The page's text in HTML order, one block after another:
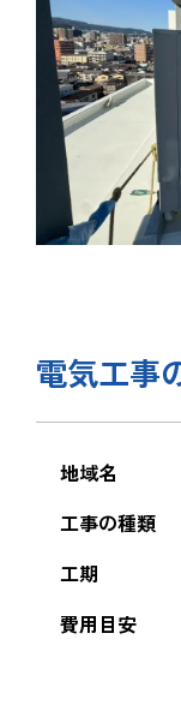
電気工事
地域名
工事の種類
工期
費用目安